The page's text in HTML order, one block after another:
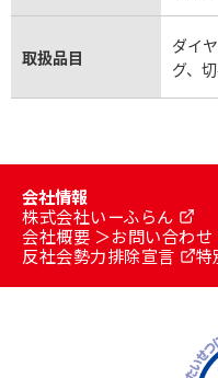
SV1000 銀杯 44.8g
状態 A
備考 本体のみ
取扱品目
ダイ
グ、
会社情報
株式会社いーふらん
会社概要
お問い合わせ
反社会勢力排除宣言
特